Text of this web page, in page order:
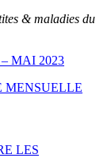
& maladies du
MAI 2023
MENSUELLE
LES